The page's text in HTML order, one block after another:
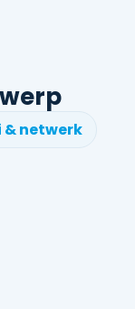
& netwerk